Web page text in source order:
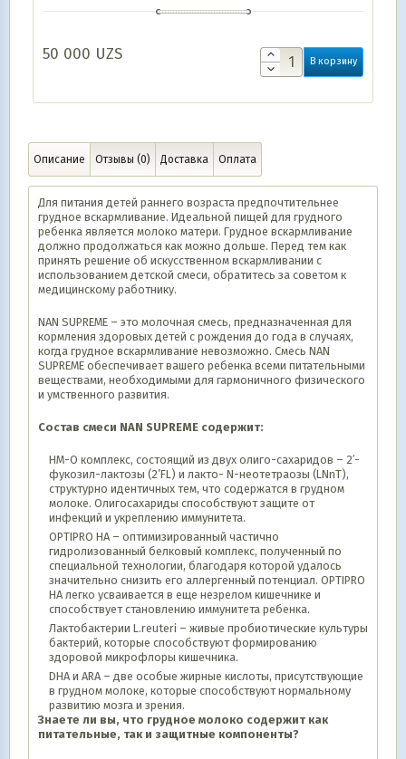
50 000 UZS В корзину
Описание Отзывы (0) Доставка Оплата
Для питания детей раннего возраста предпочтительнее
грудное вскармливание. Идеальной пищей для грудного
ребенка является молоко матери. Грудное вскармливание
должно продолжаться как можно дольше. Перед тем как
принять решение об искусственном вскармливании с
использованием детской смеси, обратитесь за советом к
медицинскому работнику.
NAN SUPREME – это молочная смесь, предназначенная для
кормления здоровых детей с рождения до года в случаях,
когда грудное вскармливание невозможно. Смесь NAN
SUPREME обеспечивает вашего ребенка всеми питательными
веществами, необходимыми для гармоничного физического
и умственного развития.
Состав смеси NAN SUPREME содержит:
HM-O комплекс, состоящий из двух олиго-сахаридов – 2′-
фукозил-лактозы (2’FL) и лакто- N-неотетраозы (LNnT),
структурно идентичных тем, что содержатся в грудном
молоке. Олигосахариды способствуют защите от
инфекций и укреплению иммунитета.
OPTIPRO НА – оптимизированный частично
гидролизованный белковый комплекс, полученный по
специальной технологии, благодаря которой удалось
значительно снизить его аллергенный потенциал. OPTIPRO
НА легко усваивается в еще незрелом кишечнике и
способствует становлению иммунитета ребенка.
Лактобактерии L.reuteri – живые пробиотические культуры
бактерий, которые способствуют формированию
здоровой микрофлоры кишечника.
DHA и ARA – две особые жирные кислоты, присутствующие
в грудном молоке, которые способствуют нормальному
развитию мозга и зрения.
Знаете ли вы, что грудное молоко содержит как
питательные, так и защитные компоненты?